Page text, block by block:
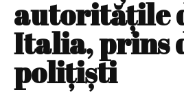
autorităţile
Italia, prins
poliţişti